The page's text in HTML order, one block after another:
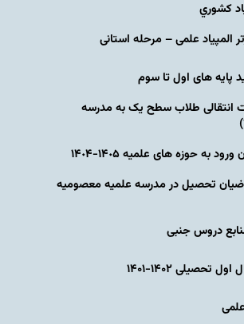
كشوري
المپیاد علمی – مرحله استانی
پایه های اول تا سوم
انتقالی طلاب سطح یک به مدرسه
به حوزه های علمیه ١۴٠۵-١۴٠۴
تحصیل در مدرسه علمیه معصومیه
دروس جنبی
تحصیلی ۱۴۰۲-۱۴۰۱